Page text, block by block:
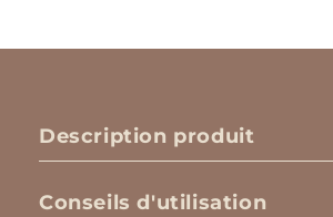
Description produit
Conseils d'utilisation